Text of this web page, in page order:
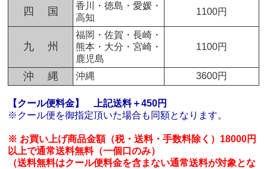
四 国
香川・徳島・愛媛・
高知
1100円
九 州
福岡・佐賀・長崎・
熊本・大分・宮崎・
鹿児島
1100円
沖 縄 沖縄 3600円
【クール便料金】
上記送料＋450円
※クール便を御指定頂いた場合も同額となります。
※ お買い上げ商品金額（税・送料・手数料除く）18000円
以上で通常送料無料（一個口のみ）
（送料無料はクール便料金を含まない通常送料が対象とな